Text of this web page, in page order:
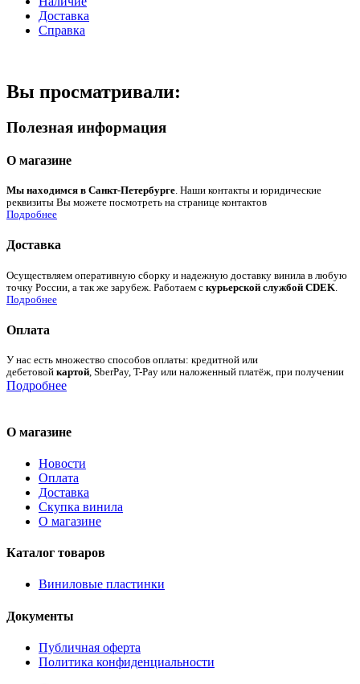
Доставка
Справка
Вы просматривали:
Полезная информация
О магазине
Мы находимся в Санкт-Петербурге. Наши контакты и юридические
реквизиты Вы можете посмотреть на странице контактов
Подробнее
Доставка
Осуществляем оперативную сборку и надежную доставку винила в любую
точку России, а так же зарубеж. Работаем с курьерской службой CDEK
Подробнее
Оплата
У нас есть множество способов оплаты: кредитной или
дебетовой картой, SberPay, T-Pay или наложенный платёж, при получении
Подробнее
О магазине
Новости
Оплата
Доставка
Скупка винила
О магазине
Каталог товаров
Виниловые пластинки
Документы
Публичная оферта
Политика конфиденциальности